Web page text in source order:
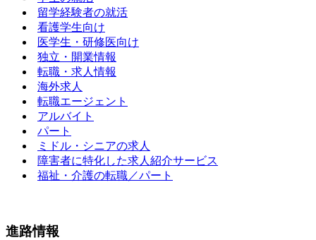
留学経験者の就活
看護学生向け
医学生・研修医向け
独立・開業情報
転職・求人情報
海外求人
転職エージェント
アルバイト
パート
ミドル・シニアの求人
障害者に特化した求人紹介サービス
福祉・介護の転職／パート
進路情報